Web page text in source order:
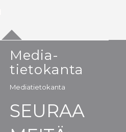
Media-
tietokanta
Mediatietokanta
SEURAA